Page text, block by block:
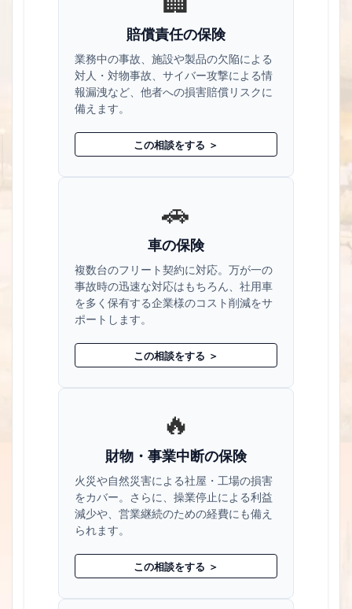
賠償責任の保険
業務中の事故、施設や製品の欠陥による
対人・対物事故、サイバー攻撃による情
報漏洩など、他者への損害賠償リスクに
備えます。
この相談をする ＞
🚗
車の保険
複数台のフリート契約に対応。万が一の
事故時の迅速な対応はもちろん、社用車
を多く保有する企業様のコスト削減をサ
ポートします。
この相談をする ＞
🔥
財物・事業中断の保険
火災や自然災害による社屋・工場の損害
をカバー。さらに、操業停止による利益
減少や、営業継続のための経費にも備え
られます。
この相談をする ＞